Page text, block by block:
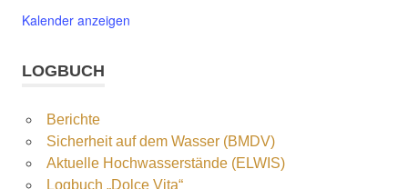
Kalender anzeigen
LOGBUCH
Berichte
Sicherheit auf dem Wasser (BMDV)
Aktuelle Hochwasserstände (ELWIS)
Logbuch „Dolce Vita“